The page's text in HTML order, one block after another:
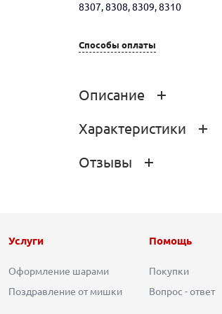
8307, 8308, 8309, 8310
Способы оплаты
Описание
Воздушный шар, наполненный
(производство США), то время
Характеристики
Доп. изображения
Отзывы
Услуги
Оформление шарами
Поздравление от мишки
Помощь
Покупки
Вопрос - ответ